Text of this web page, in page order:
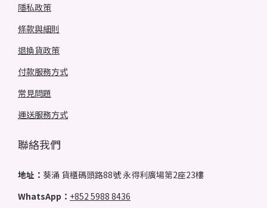
隱私政策
條款與細則
退換貨政策
付款服務方式
常見問題
運送服務方式
聯絡我們
地址： 葵涌 貨櫃碼頭路88號 永得利廣場第2座23樓
WhatsApp： +852 5988 8436